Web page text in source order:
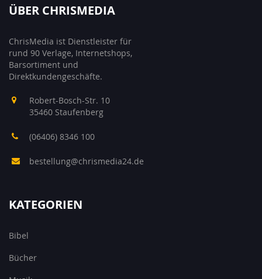
ÜBER CHRISMEDIA
ChrisMedia ist Dienstleister für
rund 90 Verlage, Internetshops,
Barsortiment und
Direktkundengeschäfte.
Robert-Bosch-Str. 10
35460 Staufenberg
(06406) 8346 100
bestellung@chrismedia24.de
KATEGORIEN
Bibel
Bücher